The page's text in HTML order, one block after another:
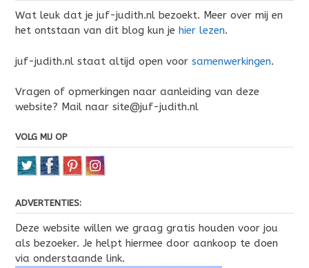
Wat leuk dat je juf-judith.nl bezoekt. Meer over mij en
het ontstaan van dit blog kun je hier lezen.
juf-judith.nl staat altijd open voor samenwerkingen.
Vragen of opmerkingen naar aanleiding van deze
website? Mail naar site@juf-judith.nl
VOLG MIJ OP
ADVERTENTIES:
Deze website willen we graag gratis houden voor jou
als bezoeker. Je helpt hiermee door aankoop te doen
via onderstaande link.